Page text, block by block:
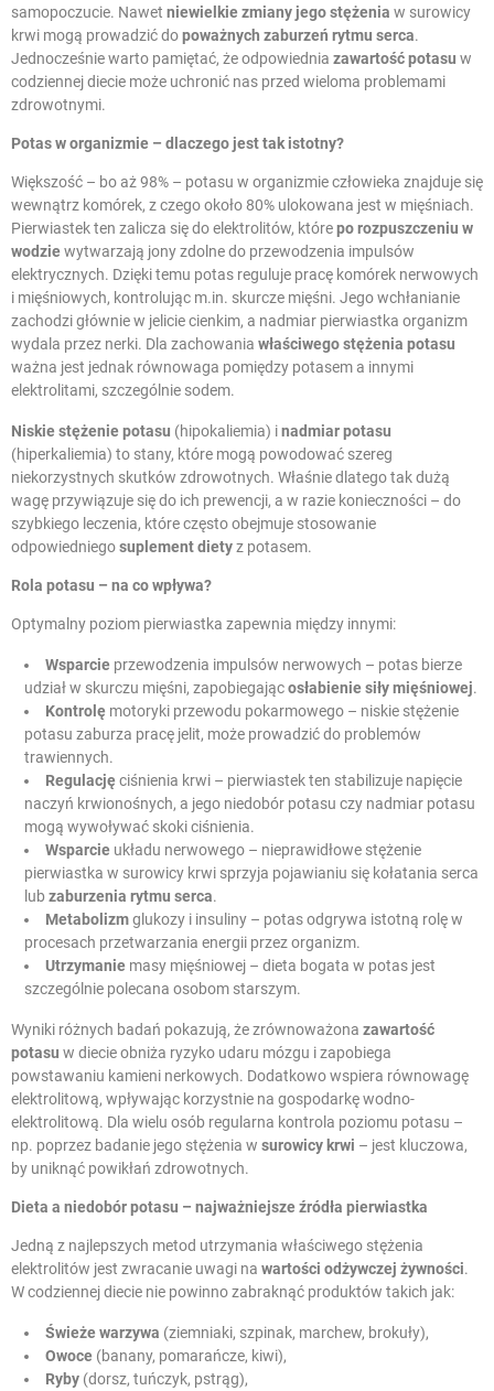
samopoczucie. Nawet niewielkie zmiany jego stężenia w surowicy
krwi mogą prowadzić dopoważnych zaburzeń rytmu serca.
Jednocześnie warto pamiętać, że odpowiednia zawartość potasu w
codziennej diecie może uchronić nas przed wieloma problemami
zdrowotnymi.
Potasw organizmie – dlaczego jest tak istotny?
Większość – bo aż 98% – potasu w organizmie człowieka znajduje się
wewnątrz komórek, z czego około 80% ulokowana jest w mięśniach.
Pierwiastek ten zalicza się do elektrolitów, którepo rozpuszczeniu w
wodziewytwarzają jony zdolne do przewodzenia impulsów
elektrycznych. Dzięki temu potas reguluje pracę komórek nerwowych
i mięśniowych, kontrolując m.in. skurcze mięśni. Jego wchłanianie
zachodzi głównie w jelicie cienkim, a nadmiar pierwiastka organizm
wydala przez nerki. Dla zachowania właściwego stężenia potasu
ważna jest jednak równowaga pomiędzy potasem a innymi
elektrolitami, szczególnie sodem.
Niskie stężenie potasu (hipokaliemia) inadmiar potasu
(hiperkaliemia) to stany, które mogą powodować szereg
niekorzystnych skutków zdrowotnych. Właśnie dlatego tak dużą
wagę przywiązuje się do ich prewencji, a w razie konieczności – do
szybkiego leczenia, które często obejmuje stosowanie
odpowiedniegosuplement dietyz potasem.
Rola potasu – na co wpływa?
Optymalny poziom pierwiastka zapewnia między innymi:
Wsparcie przewodzenia impulsów nerwowych – potas bierze
udział w skurczu mięśni, zapobiegającosłabienie siły mięśniowej.
Kontrolę motoryki przewodu pokarmowego – niskie stężenie
potasu zaburza pracę jelit, może prowadzić do problemów
trawiennych.
Regulacjęciśnienia krwi – pierwiastek ten stabilizuje napięcie
naczyń krwionośnych, a jego niedobór potasu czy nadmiar potasu
mogą wywoływać skoki ciśnienia.
Wsparcie układu nerwowego – nieprawidłowe stężenie
pierwiastka w surowicy krwi sprzyja pojawianiu się kołatania serca
lub zaburzenia rytmu serca.
Metabolizmglukozy i insuliny – potas odgrywa istotną rolę w
procesach przetwarzania energii przez organizm.
Utrzymanie masy mięśniowej – dieta bogata w potas jest
szczególnie polecana osobom starszym.
Wyniki różnych badań pokazują, że zrównoważona zawartość
potasu w diecie obniża ryzyko udaru mózgu i zapobiega
powstawaniu kamieni nerkowych. Dodatkowo wspiera równowagę
elektrolitową, wpływając korzystnie na gospodarkę wodno-
elektrolitową. Dla wielu osób regularna kontrola poziomu potasu –
np. poprzez badanie jego stężenia w surowicy krwi – jest kluczowa,
by uniknąć powikłań zdrowotnych.
Dieta a niedobór potasu – najważniejsze źródła pierwiastka
Jedną z najlepszych metod utrzymania właściwego stężenia
elektrolitów jest zwracanie uwagi na wartości odżywczej żywności.
W codziennej diecie nie powinno zabraknąć produktów takich jak:
Świeże warzywa (ziemniaki, szpinak, marchew, brokuły),
Owoce (banany, pomarańcze, kiwi),
Ryby (dorsz, tuńczyk, pstrąg),